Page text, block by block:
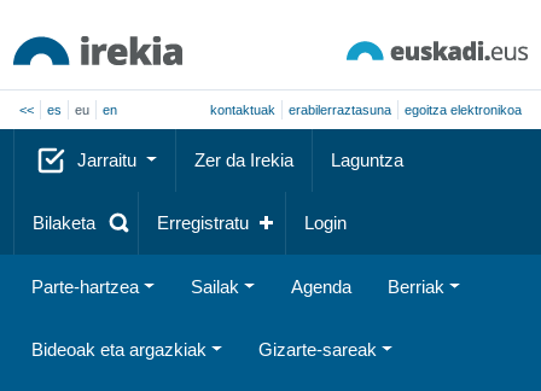
<< es eu en kontaktuak erabilerraztasuna egoitza elektronikoa
Jarraitu Zer da Irekia Laguntza
Bilaketa Erregistratu Login
Parte-hartzea Sailak Agenda Berriak
Bideoak eta argazkiak Gizarte-sareak